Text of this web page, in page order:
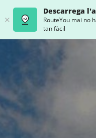
Descarrega
RouteYou mai no
tan fàcil